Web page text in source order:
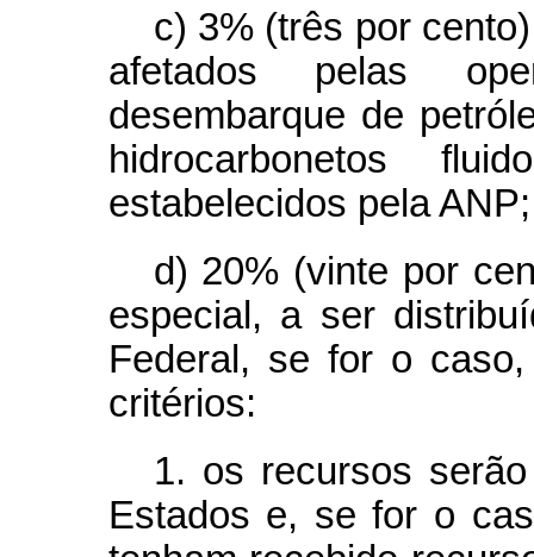
c) 3% (três por
afetados pelas
desembarque de
hidrocarbonetos
estabelecidos pela ANP;
d) 20% (vinte por
especial, a ser
Federal, se for o
critérios:
1. os recursos
Estados e, se for o